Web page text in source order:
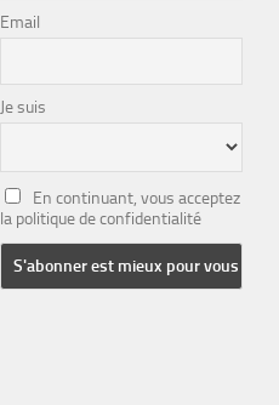
Email
Je suis
En continuant, vous acceptez
la politique de confidentialité